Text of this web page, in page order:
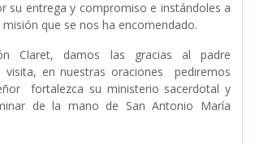
su entrega y compromiso e instándoles a
que se nos ha encomendado.
Claret, damos las gracias al padre
visita, en nuestras oraciones pediremos
fortalezca su ministerio sacerdotal y
de la mano de San Antonio María